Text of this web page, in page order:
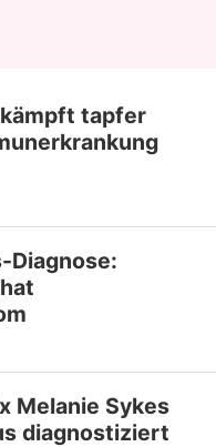
tapfer
Diagnose:
Melanie Sykes
diagnostiziert